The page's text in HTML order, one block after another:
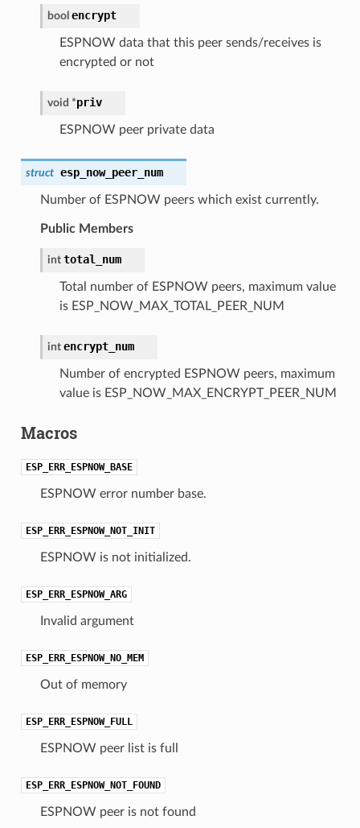
bool encrypt
ESPNOW data that this peer sends/receives is
encrypted or not
void *priv
ESPNOW peer private data
struct esp_now_peer_num
Number of ESPNOW peers which exist currently.
Public Members
int total_num
Total number of ESPNOW peers, maximum value
is ESP_NOW_MAX_TOTAL_PEER_NUM
int encrypt_num
Number of encrypted ESPNOW peers, maximum
value is ESP_NOW_MAX_ENCRYPT_PEER_NUM
Macros
ESP_ERR_ESPNOW_BASE
ESPNOW error number base.
ESP_ERR_ESPNOW_NOT_INIT
ESPNOW is not initialized.
ESP_ERR_ESPNOW_ARG
Invalid argument
ESP_ERR_ESPNOW_NO_MEM
Out of memory
ESP_ERR_ESPNOW_FULL
ESPNOW peer list is full
ESP_ERR_ESPNOW_NOT_FOUND
ESPNOW peer is not found